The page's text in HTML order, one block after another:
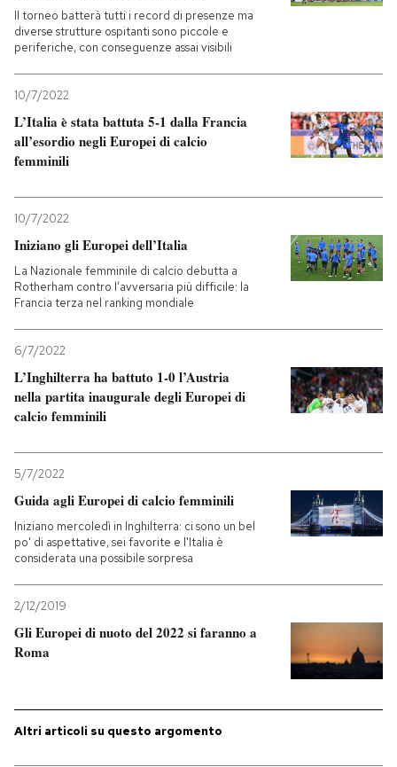
Il torneo batterà tutti i record di presenze ma
diverse strutture ospitanti sono piccole e
periferiche, con conseguenze assai visibili
10/7/2022
L’Italia è stata battuta 5-1 dalla Francia
all’esordio negli Europei di calcio
femminili
10/7/2022
Iniziano gli Europei dell’Italia
La Nazionale femminile di calcio debutta a
Rotherham contro l’avversaria più difficile: la
Francia terza nel ranking mondiale
6/7/2022
L’Inghilterra ha battuto 1-0 l’Austria
nella partita inaugurale degli Europei di
calcio femminili
5/7/2022
Guida agli Europei di calcio femminili
Iniziano mercoledì in Inghilterra: ci sono un bel
po' di aspettative, sei favorite e l'Italia è
considerata una possibile sorpresa
2/12/2019
Gli Europei di nuoto del 2022 si faranno a
Roma
Altri articoli su questo argomento